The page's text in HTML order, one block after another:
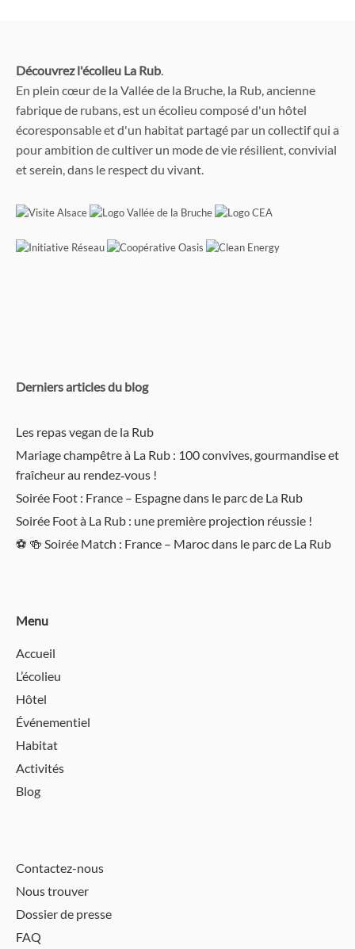
Découvrez l'écolieu La Rub
En plein cœur de la Vallée de la Bruche, la Rub, ancienne
fabrique de rubans, est un écolieu composé d'un hôtel
écoresponsable et d'un habitat partagé par un collectif qui a
pour ambition de cultiver un mode de vie résilient, convivial
et serein, dans le respect du vivant.
Derniers articles du blog
Les repas vegan de la Rub
Mariage champêtre à La Rub : 100 convives, gourmandise et
fraîcheur au rendez‑vous !
Soirée Foot : France – Espagne dans le parc de La Rub
Soirée Foot à La Rub : une première projection réussie !
⚽️ 🍻 Soirée Match : France – Maroc dans le parc de La Rub
Menu
Accueil
L’écolieu
Hôtel
Événementiel
Habitat
Activités
Blog
Contactez-nous
Nous trouver
Dossier de presse
FAQ